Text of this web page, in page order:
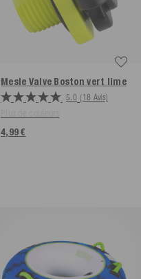
Mesle Valve Bostonvert lime
5.0 (18 Avis)
4,99 €